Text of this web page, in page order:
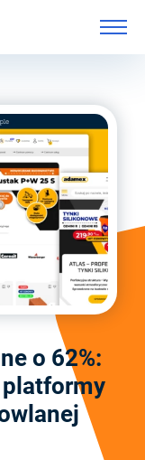
o 62%:
platformy